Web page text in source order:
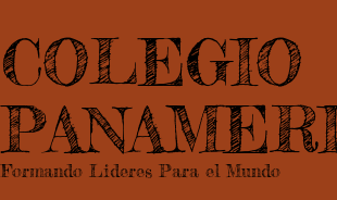
COLEGIO
Formando Lideres Para el Mundo